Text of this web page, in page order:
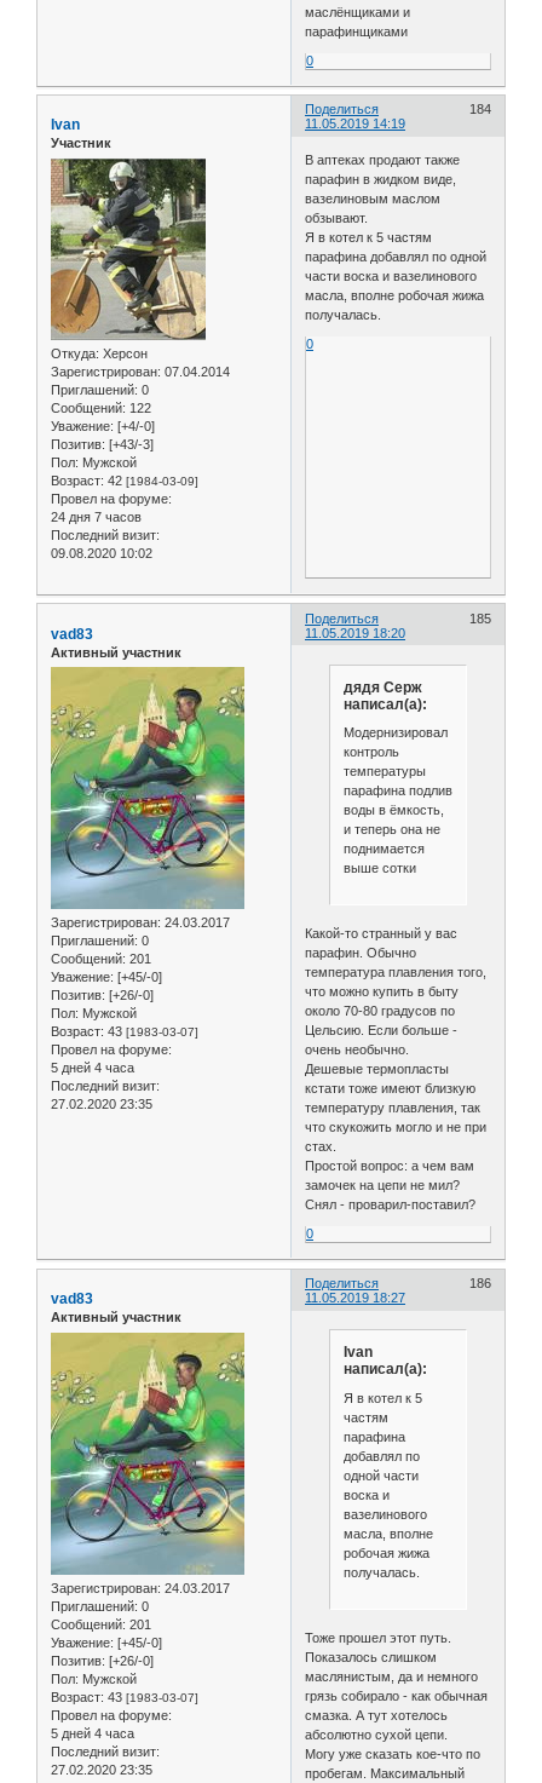
маслёнщиками и
парафинщиками
0
Поделиться
184
11.05.2019 14:19
Ivan
Участник
Откуда: Херсон
Зарегистрирован: 07.04.2014
Приглашений: 0
Сообщений: 122
Уважение: [+4/-0]
Позитив: [+43/-3]
Пол: Мужской
Возраст: 42 [1984-03-09]
Провел на форуме:
24 дня 7 часов
Последний визит:
09.08.2020 10:02
В аптеках продают также
парафин в жидком виде,
вазелиновым маслом
обзывают.
Я в котел к 5 частям
парафина добавлял по одной
части воска и вазелинового
масла, вполне робочая жижа
получалась.
0
Поделиться
185
11.05.2019 18:20
vad83
Активный участник
Зарегистрирован: 24.03.2017
Приглашений: 0
Сообщений: 201
Уважение: [+45/-0]
Позитив: [+26/-0]
Пол: Мужской
Возраст: 43 [1983-03-07]
Провел на форуме:
5 дней 4 часа
Последний визит:
27.02.2020 23:35
дядя Серж
написал(а):
Модернизировал
контроль
температуры
парафина подлив
воды в ёмкость,
и теперь она не
поднимается
выше сотки
Какой-то странный у вас
парафин. Обычно
температура плавления того,
что можно купить в быту
около 70-80 градусов по
Цельсию. Если больше -
очень необычно.
Дешевые термопласты
кстати тоже имеют близкую
температуру плавления, так
что скукожить могло и не при
стах.
Простой вопрос: а чем вам
замочек на цепи не мил?
Снял - проварил-поставил?
0
Поделиться
186
11.05.2019 18:27
vad83
Активный участник
Зарегистрирован: 24.03.2017
Приглашений: 0
Сообщений: 201
Уважение: [+45/-0]
Позитив: [+26/-0]
Пол: Мужской
Возраст: 43 [1983-03-07]
Провел на форуме:
5 дней 4 часа
Последний визит:
27.02.2020 23:35
Ivan
написал(а):
Я в котел к 5
частям
парафина
добавлял по
одной части
воска и
вазелинового
масла, вполне
робочая жижа
получалась.
Тоже прошел этот путь.
Показалось слишком
маслянистым, да и немного
грязь собирало - как обычная
смазка. А тут хотелось
абсолютно сухой цепи.
Могу уже сказать кое-что по
пробегам. Максимальный